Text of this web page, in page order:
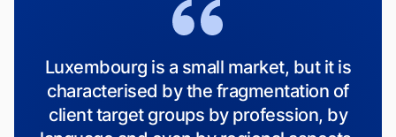
Luxembourg is a small market, but it is
characterised by the fragmentation of
client target groups by profession, by